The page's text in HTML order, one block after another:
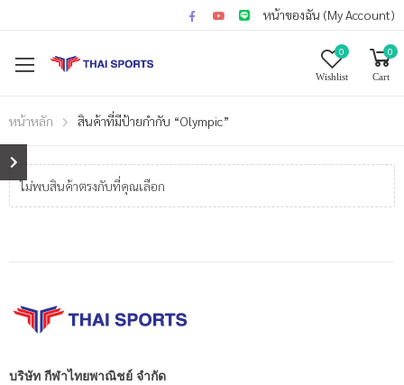
หน้าของฉัน (My Account)
0
Wishlist
0
Cart
หน้าหลัก สินค้าที่มีป้ายกำกับ “Olympic”
ไม่พบสินค้าตรงกับที่คุณเลือก
บริษัท กีฬาไทยพาณิชย์ จำกัด